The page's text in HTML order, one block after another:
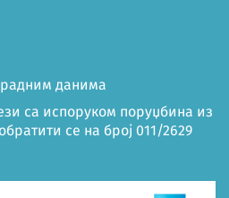
данима
са испоруком поруџбина из
се на број 011/2629